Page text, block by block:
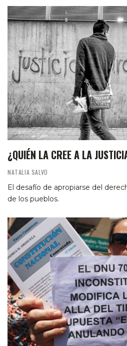
¿QUIÉN LA CREE A LA
NATALIA SALVO
El desafío de apropiarse del
de los pueblos.